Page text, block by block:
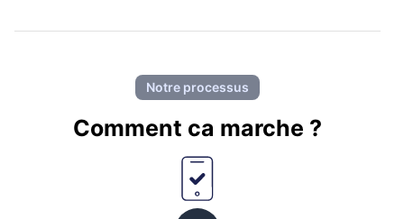
Notre processus
Comment ca marche ?